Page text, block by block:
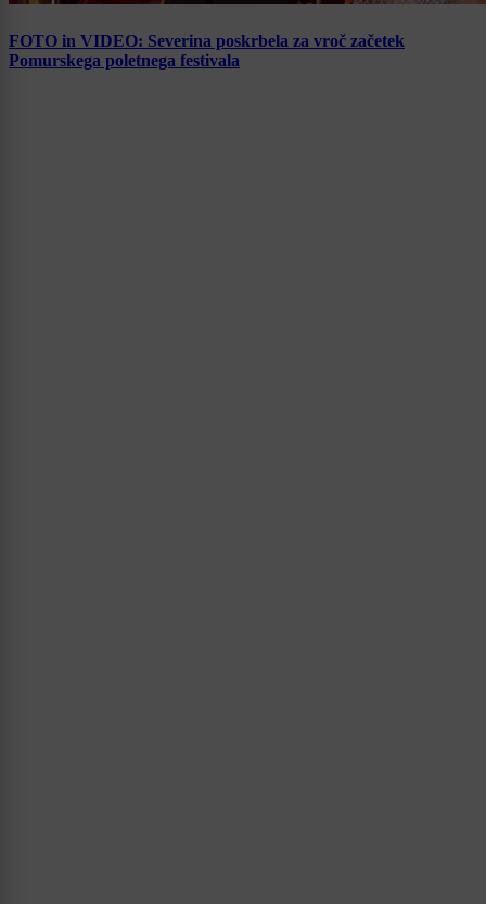
FOTO in VIDEO: Severina poskrbela za vroč začetek
Pomurskega poletnega festivala